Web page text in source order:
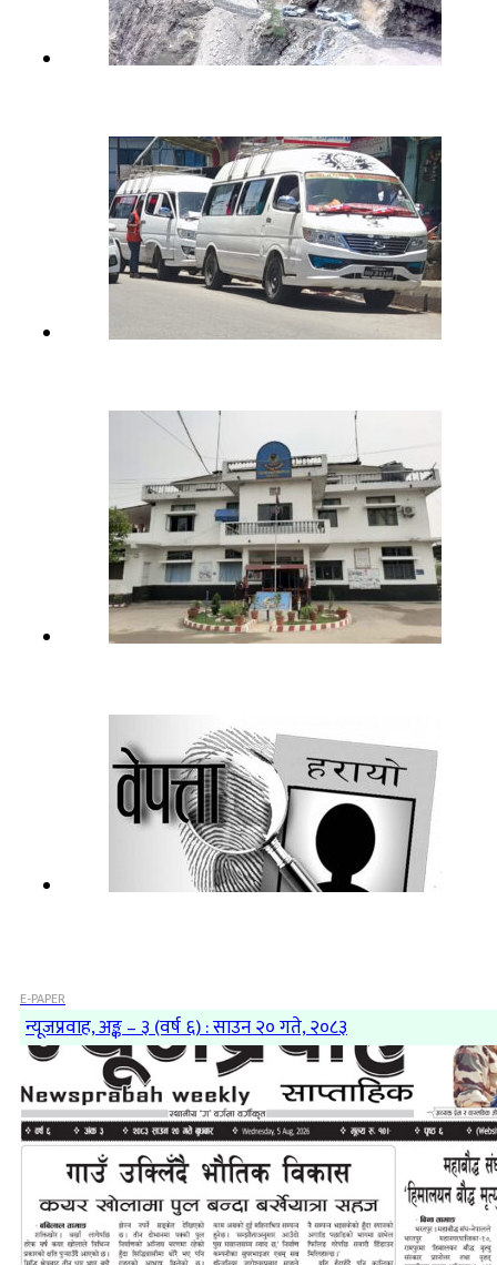
E-PAPER
न्यूजप्रवाह, अङ्क – ३ (वर्ष ६) : साउन २० गते, २०८३